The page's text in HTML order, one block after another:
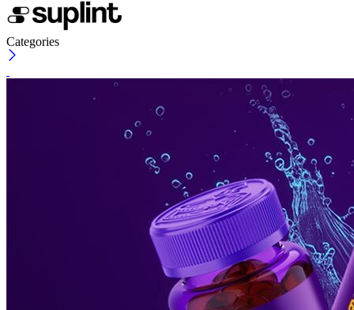
Categories